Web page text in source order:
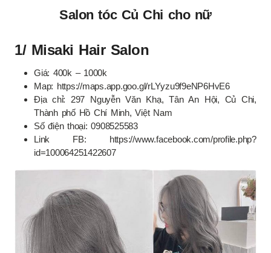
Salon tóc Củ Chi cho nữ
1/ Misaki Hair Salon
Giá: 400k – 1000k
Map: https://maps.app.goo.gl/rLYyzu9f9eNP6HvE6
Địa chỉ: 297 Nguyễn Văn Khạ, Tân An Hội, Củ Chi,
Thành phố Hồ Chí Minh, Việt Nam
Số điện thoại: 0908525583
Link FB: https://www.facebook.com/profile.php?
id=100064251422607